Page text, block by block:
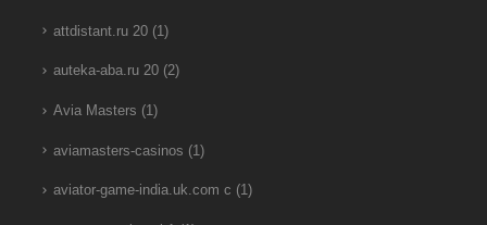
attdistant.ru 20(1)
auteka-aba.ru 20(2)
Avia Masters (1)
aviamasters-casinos (1)
aviator-game-india.uk.com c (1)